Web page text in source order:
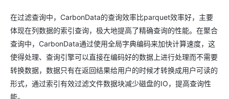
在过滤查询中，CarbonData的查询效率比parquet效率好，主要
体现在列数据的索引查询，极大地提高了精确查询的性能。在聚合
查询中，CarbonData通过使用全局字典编码来加快计算速度，这
使得处理、查询引擎可以直接在编码好的数据上进行处理而不需要
转换数据，数据只有在返回结果给用户的时候才转换成用户可读的
形式，通过索引有效过滤文件数据块减少磁盘的IO，提高查询性
能。